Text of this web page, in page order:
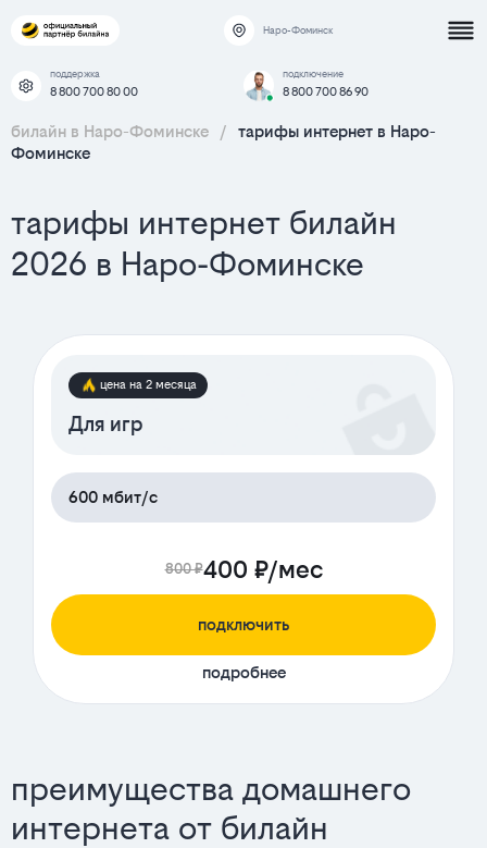
Наро-Фоминск
поддержка
8 800 700 80 00
подключение
8 800 700 86 90
билайн в Наро-Фоминске /
тарифы интернет в Наро-
Фоминске
тарифы интернет билайн
2026 в Наро-Фоминске
цена на 2 месяца
Для игр
600 мбит/с
800 ₽400 ₽/мес
подключить
подробнее
преимущества домашнего
интернета от билайн